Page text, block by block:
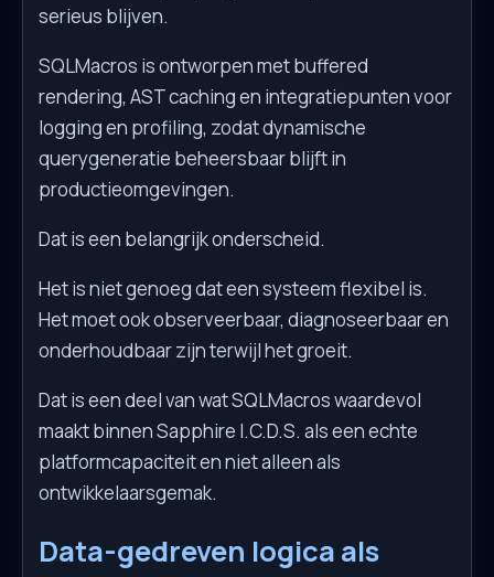
serieus blijven.
SQLMacros is ontworpen met buffered
rendering, AST caching en integratiepunten voor
logging en profiling, zodat dynamische
querygeneratie beheersbaar blijft in
productieomgevingen.
Dat is een belangrijk onderscheid.
Het is niet genoeg dat een systeem flexibel is.
Het moet ook observeerbaar, diagnoseerbaar en
onderhoudbaar zijn terwijl het groeit.
Dat is een deel van wat SQLMacros waardevol
maakt binnen Sapphire I.C.D.S. als een echte
platformcapaciteit en niet alleen als
ontwikkelaarsgemak.
Data-gedreven logica als